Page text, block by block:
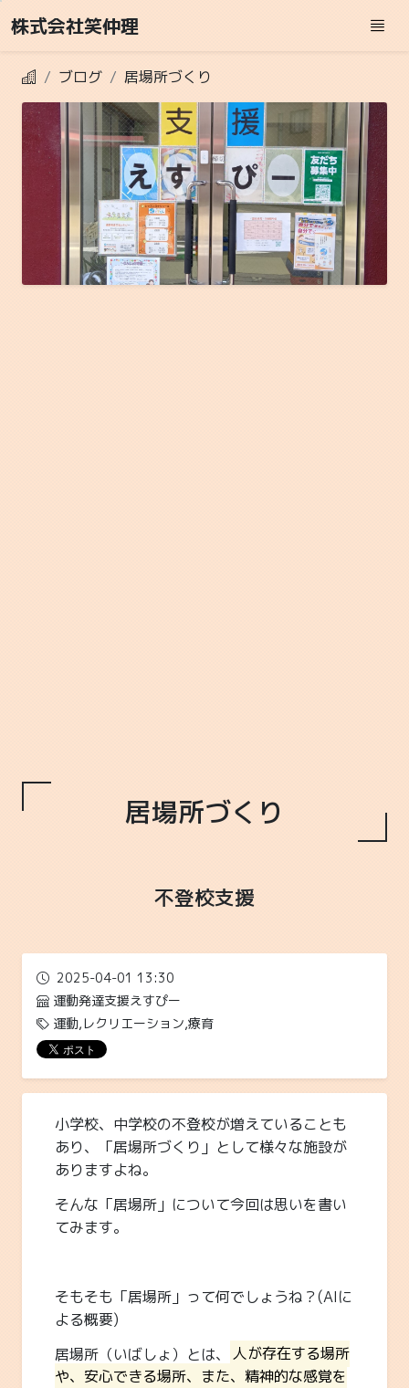
株式会社笑仲理
ブログ 居場所づくり
居場所づくり
不登校支援
2025-04-01 13:30
運動発達支援えすぴー
運動,レクリエーション,療育
小学校、中学校の不登校が増えていることも
あり、「居場所づくり」として様々な施設が
ありますよね。
そんな「居場所」について今回は思いを書い
てみます。
そもそも「居場所」って何でしょうね？(AIに
よる概要)
居場所（いばしょ）とは、
人が存在する場所
や、安心できる場所、また、精神的な感覚を